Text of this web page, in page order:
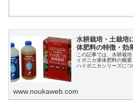
水耕栽培・土栽培
体肥料の特徴・効
この記事では、水耕栽
イポニカ液体肥料の概
ハイポニカシリーズにつ
www.noukaweb.com